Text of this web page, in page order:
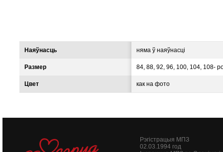
Наяўнасць няма ў наяўнасці
Размер 84, 88, 92, 96, 100, 104, 108-
Цвет как на фото
Рэгістрацыя МПЗ
02.03.1994 год